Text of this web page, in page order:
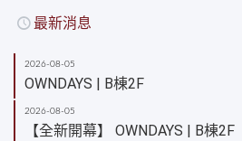
最新消息
2026-08-05
OWNDAYS | B棟2F
2026-08-05
【全新開幕】 OWNDAYS | B棟2F